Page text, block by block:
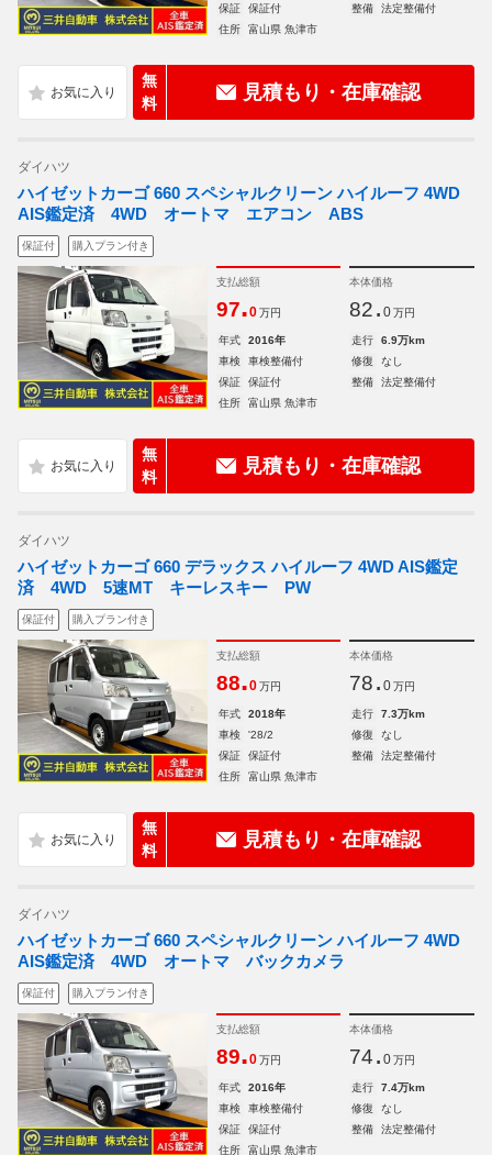
保証
保証付 整備
法定整備付
住所
富山県 魚津市
無
料
見積もり・在庫確認
ダイハツ
ハイゼットカーゴ 660 スペシャルクリーン ハイルーフ 4WD
AIS鑑定済 4WD オートマ エアコン ABS
保証付 購入プラン付き
支払総額
97.0 万円
本体価格
82. 0 万円
年式 2016年 走行
6.9万km
車検
車検整備付 修復
なし
保証
保証付 整備
法定整備付
住所
富山県 魚津市
無
料
見積もり・在庫確認
ダイハツ
ハイゼットカーゴ 660 デラックス ハイルーフ 4WD AIS鑑定
済 4WD 5速MT キーレスキー PW
保証付 購入プラン付き
支払総額
88.0 万円
本体価格
78. 0 万円
年式 2018年 走行
7.3万km
車検
'28/2 修復
なし
保証
保証付 整備
法定整備付
住所
富山県 魚津市
無
料
見積もり・在庫確認
ダイハツ
ハイゼットカーゴ 660 スペシャルクリーン ハイルーフ 4WD
AIS鑑定済 4WD オートマ バックカメラ
保証付 購入プラン付き
支払総額
89.0 万円
本体価格
74. 0 万円
年式 2016年 走行
7.4万km
車検
車検整備付 修復
なし
保証
保証付 整備
法定整備付
住所
富山県 魚津市